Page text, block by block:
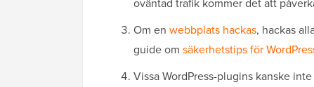
oväntad trafik kommer det att
Om en webbplats hackas, hackas
guide om säkerhetstips för
Vissa WordPress-plugins kanske